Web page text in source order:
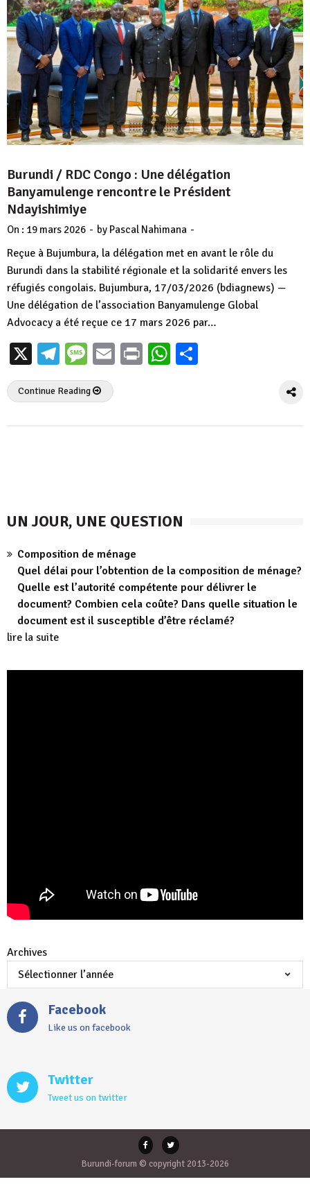
Burundi / RDC Congo : Une délégation
Banyamulenge rencontre le Président
Ndayishimiye
On : 19 mars 2026 - by Pascal Nahimana -
Reçue à Bujumbura, la délégation met en avant le rôle du
Burundi dans la stabilité régionale et la solidarité envers les
réfugiés congolais. Bujumbura, 17/03/2026 (bdiagnews) —
Une délégation de l’association Banyamulenge Global
Advocacy a été reçue ce 17 mars 2026 par…
X Telegram
Message
EmailPrintWhatsApp
Continue Reading
UN JOUR, UNE QUESTION
Composition de ménage
Quel délai pour l’obtention de la composition de ménage?
Quelle est l’autorité compétente pour délivrer le
document? Combien cela coûte? Dans quelle situation le
document est il susceptible d’être réclamé?
lire la suite
Archives
Facebook
Like us on facebook
Twitter
Tweet us on twitter
Burundi-forum © copyright 2013-2026